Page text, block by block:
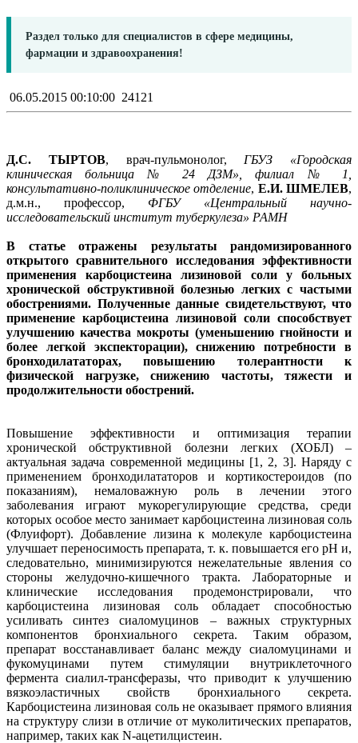
Раздел только для специалистов в сфере медицины,
фармации и здравоохранения!
06.05.2015 00:10:00 24121
Д.С. ТЫРТОВ, врач-пульмонолог, ГБУЗ «Городская
клиническая больница № 24 ДЗМ», филиал № 1,
консультативно-поликлиническое отделение, Е.И. ШМЕЛЕВ,
д.м.н., профессор, ФГБУ «Центральный научно-
исследовательский институт туберкулеза» РАМН
В статье отражены результаты рандомизированного
открытого сравнительного исследования эффективности
применения карбоцистеина лизиновой соли у больных
хронической обструктивной болезнью легких с частыми
обострениями. Полученные данные свидетельствуют, что
применение карбоцистеина лизиновой соли способствует
улучшению качества мокроты (уменьшению гнойности и
более легкой экспекторации), снижению потребности в
бронходилататорах, повышению толерантности к
физической нагрузке, снижению частоты, тяжести и
продолжительности обострений.
Повышение эффективности и оптимизация терапии
хронической обструктивной болезни легких (ХОБЛ) –
актуальная задача современной медицины [1, 2, 3]. Наряду с
применением бронходилататоров и кортикостероидов (по
показаниям), немаловажную роль в лечении этого
заболевания играют мукорегулирующие средства, среди
которых особое место занимает карбоцистеина лизиновая соль
(Флуифорт). Добавление лизина к молекуле карбоцистеина
улучшает переносимость препарата, т. к. повышается его pH и,
следовательно, минимизируются нежелательные явления со
стороны желудочно-кишечного тракта. Лабораторные и
клинические исследования продемонстрировали, что
карбоцистеина лизиновая соль обладает способностью
усиливать синтез сиаломуцинов – важных структурных
компонентов бронхиального секрета. Таким образом,
препарат восстанавливает баланс между сиаломуцинами и
фукомуцинами путем стимуляции внутриклеточного
фермента сиалил-трансферазы, что приводит к улучшению
вязкоэластичных свойств бронхиального секрета.
Карбоцистеина лизиновая соль не оказывает прямого влияния
на структуру слизи в отличие от муколитических препаратов,
например, таких как N-ацетилцистеин.